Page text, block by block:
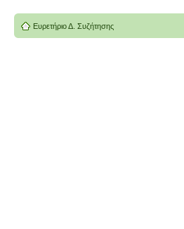
Ευρετήριο Δ. Συζήτησης